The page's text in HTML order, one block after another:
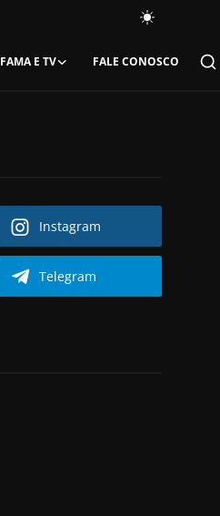
FAMA E TV FALE CONOSCO
Instagram
Telegram